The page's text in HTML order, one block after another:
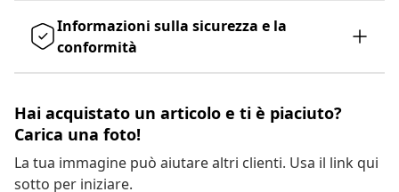
Informazioni sulla sicurezza e la
conformità
Hai acquistato un articolo e ti è piaciuto?
Carica una foto!
La tua immagine può aiutare altri clienti. Usa il link qui
sotto per iniziare.